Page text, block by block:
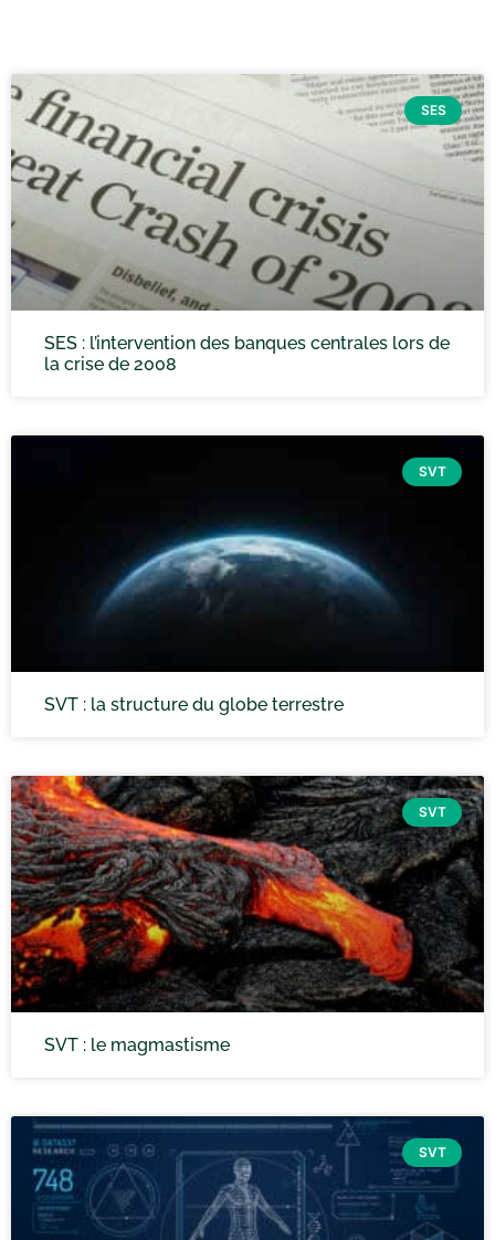
SES
SES : l’intervention des banques centrales lors de
la crise de 2008
SVT
SVT : la structure du globe terrestre
SVT
SVT : le magmastisme
SVT